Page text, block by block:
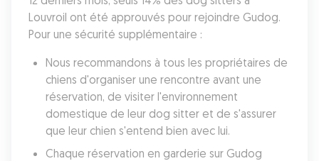
Louvroil ont été approuvés pour rejoindre Gudog.
Pour une sécurité supplémentaire :
Nous recommandons à tous les propriétaires de
chiens d'organiser une rencontre avant une
réservation, de visiter l'environnement
domestique de leur dog sitter et de s'assurer
que leur chien s'entend bien avec lui.
Chaque réservation en garderie sur Gudog